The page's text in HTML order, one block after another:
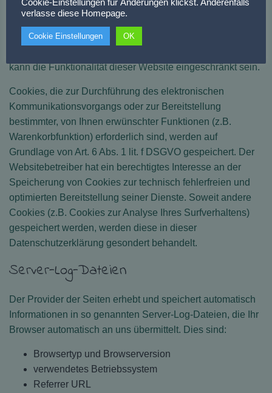
Einzelfall erlauben, die Annahme von Cookies für
bestimmte Fälle oder generell ausschließen sowie das
automatische Löschen der Cookies beim Schließen des
kann die Funktionalität dieser Website eingeschränkt sein.
Cookies, die zur Durchführung des elektronischen
Kommunikationsvorgangs oder zur Bereitstellung
bestimmter, von Ihnen erwünschter Funktionen (z.B.
Warenkorbfunktion) erforderlich sind, werden auf
Grundlage von Art. 6 Abs. 1 lit. f DSGVO gespeichert. Der
Websitebetreiber hat ein berechtigtes Interesse an der
Speicherung von Cookies zur technisch fehlerfreien und
optimierten Bereitstellung seiner Dienste. Soweit andere
Cookies (z.B. Cookies zur Analyse Ihres Surfverhaltens)
gespeichert werden, werden diese in dieser
Datenschutzerklärung gesondert behandelt.
Server-Log-Dateien
Der Provider der Seiten erhebt und speichert automatisch
Informationen in so genannten Server-Log-Dateien, die Ihr
Browser automatisch an uns übermittelt. Dies sind:
Browsertyp und Browserversion
verwendetes Betriebssystem
Referrer URL
Cookie-Einstellungen für Änderungen klickst. Anderenfalls
verlasse diese Homepage.
Cookie Einstellungen OK